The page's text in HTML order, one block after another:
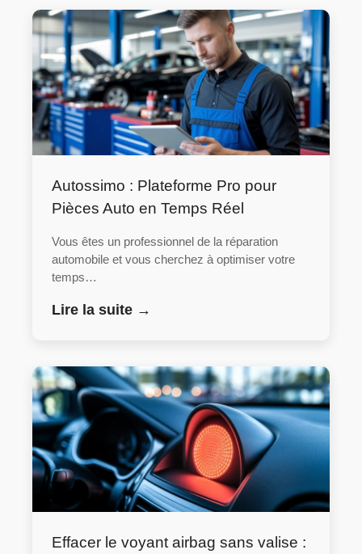
Autossimo : Plateforme Pro pour
Pièces Auto en Temps Réel
Vous êtes un professionnel de la réparation
automobile et vous cherchez à optimiser votre
temps…
Lire la suite →
Effacer le voyant airbag sans valise :